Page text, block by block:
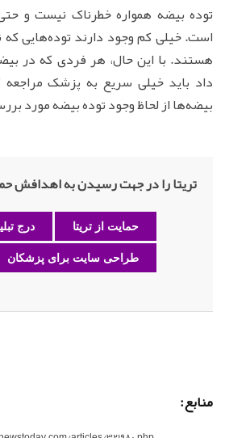
توده بیضه همواره خطرناک نیست و
است. خیلی کم وجود دارند توده‌هایی
هستند. با این حال، هر فردی که در
داد باید خیلی سریع به پزشک
بیضه‌ها از لحاظ وجود توده بیضه مورد
تریتا را در جهت رسیدن به اهدافش
حمایت از تریتا درج
طراحی سایت برای پزشکان
منابع: